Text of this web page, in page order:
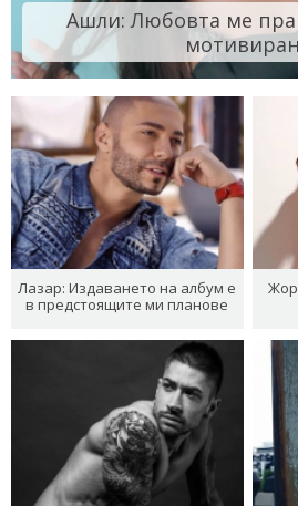
Ашли: Любовта ме
Лазар: Издаването на албум е
в предстоящите ми планове